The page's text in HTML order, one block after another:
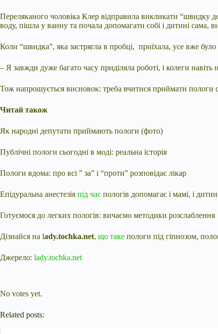
Переляканого чоловіка Клер відправила викликати “швидку
воду, пішла у ванну та почала допомагати собі і дитині сама,
Коли “швидка”, яка застрягла в пробці, приїхала, усе вже
– Я завжди дуже багато часу приділяла роботі, і колеги
Тож напрошується висновок: треба вчитися приймати
Читай також
Як народні депутати приймають пологи (фото)
Публічні пологи сьогодні в моді: реальна історія
Пологи вдома: про всі ” за” і “проти” розповідає лікар
Епідуральна анестезія під час пологів допомагає і мамі, і
Готуємося до легких пологів: вичаємо методики розслаблення
Дізнайся на lady.tochka.net, що таке пологи під гіпнозом,
Джерело: lady.tochka.net
No votes yet.
Related posts: